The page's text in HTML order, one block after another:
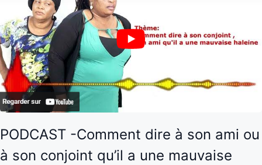
PODCAST -Comment dire à son ami ou
à son conjoint qu’il a une mauvaise